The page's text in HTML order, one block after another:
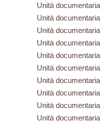
Unità documentaria
Unità documentaria
Unità documentaria
Unità documentaria
Unità documentaria
Unità documentaria
Unità documentaria
Unità documentaria
Unità documentaria
Unità documentaria